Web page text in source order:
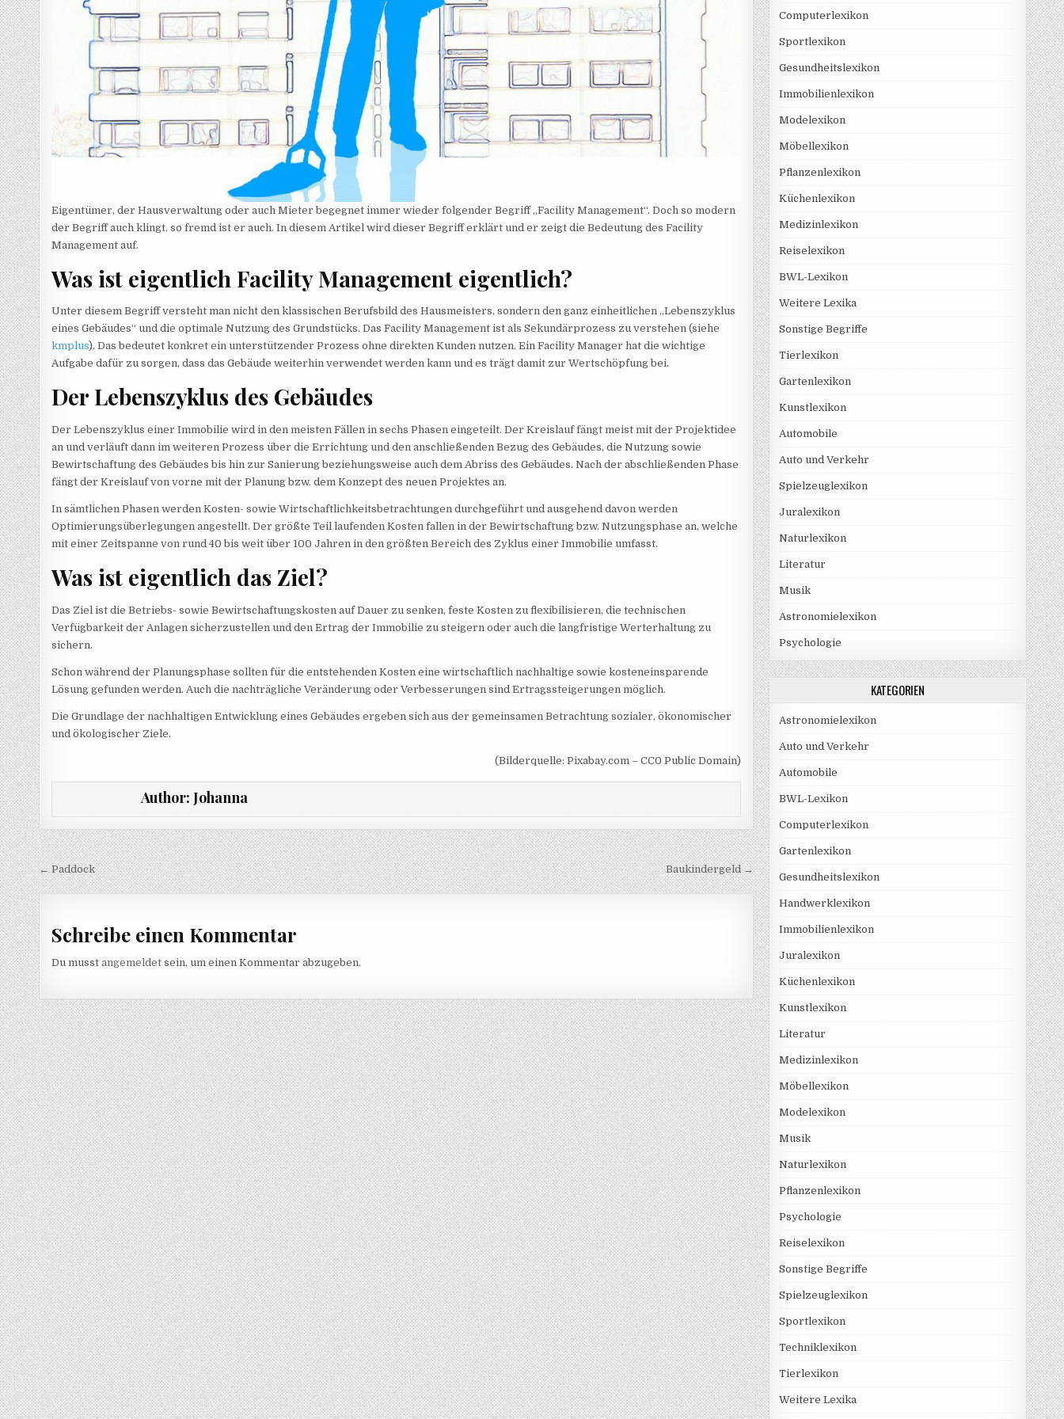
Eigentümer, der Hausverwaltung oder auch Mieter begegnet immer wieder folgender Begriff „Facility Management“. Doch so modern
der Begriff auch klingt, so fremd ist er auch. In diesem Artikel wird dieser Begriff erklärt und er zeigt die Bedeutung des Facility
Management auf.
Was ist eigentlich Facility Management eigentlich?
Unter diesem Begriff versteht man nicht den klassischen Berufsbild des Hausmeisters, sondern den ganz einheitlichen „Lebenszyklus
eines Gebäudes“ und die optimale Nutzung des Grundstücks. Das Facility Management ist als Sekundärprozess zu verstehen (siehe
kmplus). Das bedeutet konkret ein unterstützender Prozess ohne direkten Kunden nutzen. Ein Facility Manager hat die wichtige
Aufgabe dafür zu sorgen, dass das Gebäude weiterhin verwendet werden kann und es trägt damit zur Wertschöpfung bei.
Der Lebenszyklus des Gebäudes
Der Lebenszyklus einer Immobilie wird in den meisten Fällen in sechs Phasen eingeteilt. Der Kreislauf fängt meist mit der Projektidee
an und verläuft dann im weiteren Prozess über die Errichtung und den anschließenden Bezug des Gebäudes, die Nutzung sowie
Bewirtschaftung des Gebäudes bis hin zur Sanierung beziehungsweise auch dem Abriss des Gebäudes. Nach der abschließenden Phase
fängt der Kreislauf von vorne mit der Planung bzw. dem Konzept des neuen Projektes an.
In sämtlichen Phasen werden Kosten- sowie Wirtschaftlichkeitsbetrachtungen durchgeführt und ausgehend davon werden
Optimierungsüberlegungen angestellt. Der größte Teil laufenden Kosten fallen in der Bewirtschaftung bzw. Nutzungsphase an, welche
mit einer Zeitspanne von rund 40 bis weit über 100 Jahren in den größten Bereich des Zyklus einer Immobilie umfasst.
Was ist eigentlich das Ziel?
Das Ziel ist die Betriebs- sowie Bewirtschaftungskosten auf Dauer zu senken, feste Kosten zu flexibilisieren, die technischen
Verfügbarkeit der Anlagen sicherzustellen und den Ertrag der Immobilie zu steigern oder auch die langfristige Werterhaltung zu
sichern.
Schon während der Planungsphase sollten für die entstehenden Kosten eine wirtschaftlich nachhaltige sowie kosteneinsparende
Lösung gefunden werden. Auch die nachträgliche Veränderung oder Verbesserungen sind Ertragssteigerungen möglich.
Die Grundlage der nachhaltigen Entwicklung eines Gebäudes ergeben sich aus der gemeinsamen Betrachtung sozialer, ökonomischer
und ökologischer Ziele.
(Bilderquelle: Pixabay.com – CC0 Public Domain)
Author: Johanna
Beitragsnavigation
← Paddock Baukindergeld →
Schreibe einen Kommentar
Du musstangemeldet sein, um einen Kommentar abzugeben.
Computerlexikon
Sportlexikon
Gesundheitslexikon
Immobilienlexikon
Modelexikon
Möbellexikon
Pflanzenlexikon
Küchenlexikon
Medizinlexikon
Reiselexikon
BWL-Lexikon
Weitere Lexika
Sonstige Begriffe
Tierlexikon
Gartenlexikon
Kunstlexikon
Automobile
Auto und Verkehr
Spielzeuglexikon
Juralexikon
Naturlexikon
Literatur
Musik
Astronomielexikon
Psychologie
KATEGORIEN
Astronomielexikon
Auto und Verkehr
Automobile
BWL-Lexikon
Computerlexikon
Gartenlexikon
Gesundheitslexikon
Handwerklexikon
Immobilienlexikon
Juralexikon
Küchenlexikon
Kunstlexikon
Literatur
Medizinlexikon
Möbellexikon
Modelexikon
Musik
Naturlexikon
Pflanzenlexikon
Psychologie
Reiselexikon
Sonstige Begriffe
Spielzeuglexikon
Sportlexikon
Techniklexikon
Tierlexikon
Weitere Lexika